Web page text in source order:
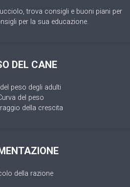
trova consigli e buoni piani per
per la sua educazione.
DEL CANE
peso degli adulti
del peso
della crescita
della razione